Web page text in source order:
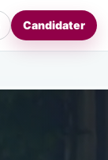
Candidater